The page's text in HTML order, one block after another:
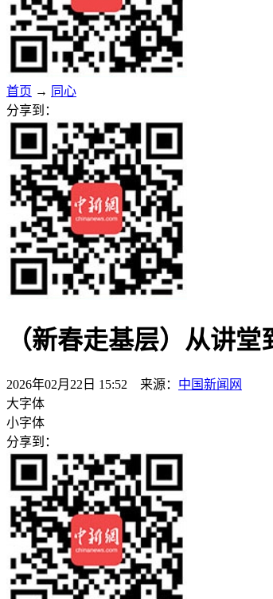
首页 → 同心
分享到：
（新春走基层）从讲
2026年02月22日 15:52 来源： 中国新闻网
大字体
小字体
分享到：